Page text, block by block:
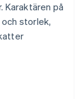
Karaktären på
storlek,